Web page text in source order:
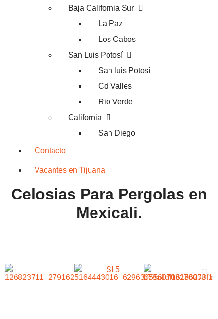
Baja California Sur
La Paz
Los Cabos
San Luis Potosí
San luis Potosí
Cd Valles
Rio Verde
California
San Diego
Contacto
Vacantes en Tijuana
Celosias Para Pergolas en
Mexicali.